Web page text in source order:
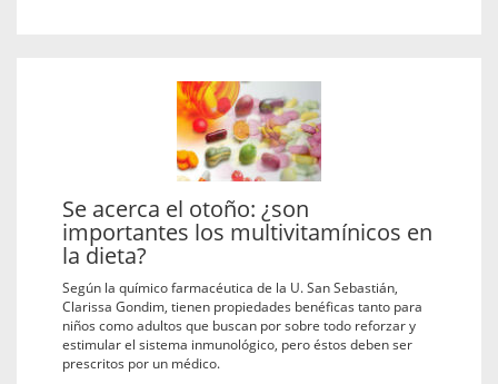
Se acerca el otoño: ¿son
importantes los multivitamínicos en
la dieta?
Según la químico farmacéutica de la U. San Sebastián,
Clarissa Gondim, tienen propiedades benéficas tanto para
niños como adultos que buscan por sobre todo reforzar y
estimular el sistema inmunológico, pero éstos deben ser
prescritos por un médico.